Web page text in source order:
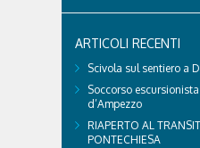
delegazioni e pubblico,
ARTICOLI RECENTI
Scivola sul sentiero a
Soccorso
d’Ampezzo
RIAPERTO AL
PONTECHIESA